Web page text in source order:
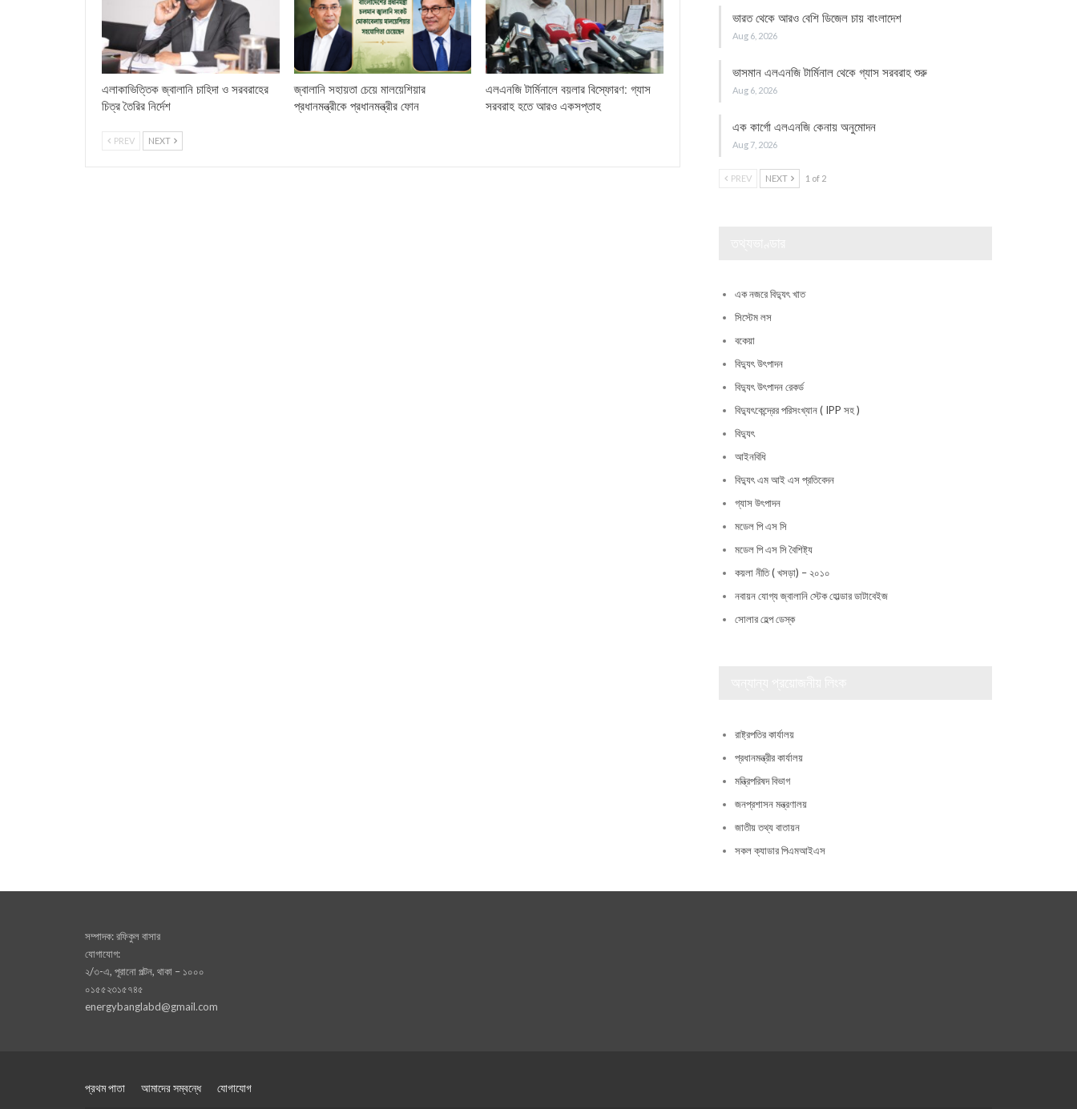
এলাকাভিত্তিক জ্বালানি চাহিদা ও সরবরাহের
চিত্র তৈরির নির্দেশ
জ্বালানি সহায়তা চেয়ে মালয়েশিয়ার
প্রধানমন্ত্রীকে প্রধানমন্ত্রীর ফোন
এলএনজি টার্মিনালে বয়লার বিস্ফোরণ: গ্যাস
সরবরাহ হতে আরও একসপ্তাহ
PREV NEXT
ভারত থেকে আরও বেশি ডিজেল চায় বাংলাদেশ
Aug 6, 2026
ভাসমান এলএনজি টার্মিনাল থেকে গ্যাস সরবরাহ শুরু
Aug 6, 2026
এক কার্গো এলএনজি কেনায় অনুমোদন
Aug 7, 2026
PREV NEXT 1 of 2
এক নজরে বিদ্যুৎ খাত
সিস্টেম লস
বকেয়া
বিদ্যুৎ উৎপাদন
বিদ্যুৎ উৎপাদন রেকর্ড
বিদ্যুৎকেন্দ্রের পরিসংখ্যান ( IPP সহ )
বিদ্যুৎ
আইনবিধি
বিদ্যুৎ এম আই এস প্রতিবেদন
গ্যাস উৎপাদন
মডেল পি এস সি
মডেল পি এস সি বৈশিষ্ট্য
কয়লা নীতি ( খসড়া) – ২০১০
নবায়ন যোগ্য জ্বালানি স্টেক হোল্ডার ডাটাবেইজ
সোলার হেল্প ডেস্ক
রাষ্ট্রপতির কার্যালয়
প্রধানমন্ত্রীর কার্যালয়
মন্ত্রিপরিষদ বিভাগ
জনপ্রশাসন মন্ত্রণালয়
জাতীয় তথ্য বাতায়ন
সকল ক্যাডার পিএমআইএস
সম্পাদক: রফিকুল বাসার
যোগাযোগ:
২/৩-এ, পূরানো পল্টন, থাকা – ১০০০
০১৫৫২৩১৫৭৪৫
energybanglabd@gmail.com
প্রথম পাতা আমাদের সম্বন্ধে যোগাযোগ